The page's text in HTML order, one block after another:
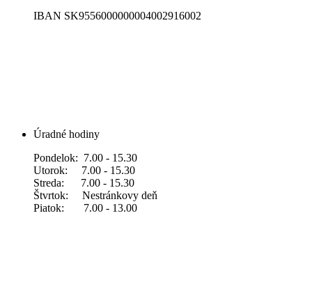
IBAN SK9556000000004002916002
Úradné hodiny
Pondelok: 7.00 - 15.30
Utorok: 7.00 - 15.30
Streda: 7.00 - 15.30
Štvrtok: Nestránkovy deň
Piatok: 7.00 - 13.00